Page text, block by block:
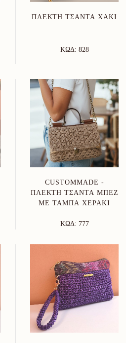
ΠΛΕΚΤΉ ΤΣΆΝΤΑ ΧΑΚΊ
ΚΩΔ: 828
CUSTOMMADE -
ΠΛΕΚΤΉ ΤΣΆΝΤΑ ΜΠΕΖ
ΜΕ ΤΑΜΠΆ ΧΕΡΆΚΙ
ΚΩΔ: 777